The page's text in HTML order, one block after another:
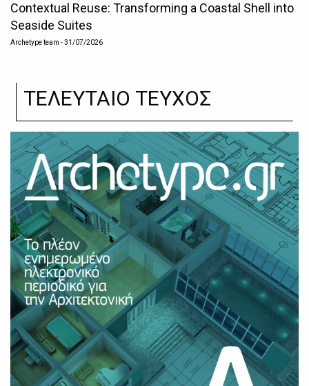
Contextual Reuse: Transforming a Coastal Shell into
Seaside Suites
Archetype team - 31/07/2026
ΤΕΛΕΥΤΑΙΟ ΤΕΥΧΟΣ